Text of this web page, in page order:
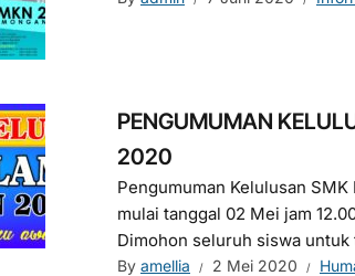
PENGUMUMAN
2020
Pengumuman Kelulusan
mulai tanggal 02 Mei jam
Dimohon seluruh siswa
By amellia 2 Mei 2020